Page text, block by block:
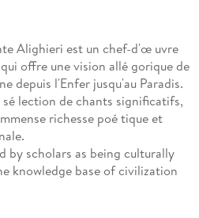
Alighieri est un chef-d'œ uvre
offre une vision allé gorique de
depuis l'Enfer jusqu'au Paradis.
lection de chants significatifs,
richesse poé tique et
by scholars as being culturally
knowledge base of civilization